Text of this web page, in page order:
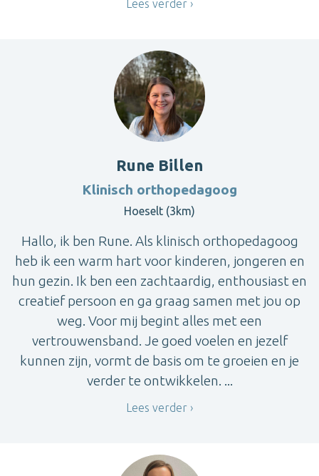
Lees verder
Rune Billen
Klinisch orthopedagoog
Hoeselt (3km)
Hallo, ik ben Rune. Als klinisch orthopedagoog
heb ik een warm hart voor kinderen, jongeren en
hun gezin. Ik ben een zachtaardig, enthousiast en
creatief persoon en ga graag samen met jou op
weg. Voor mij begint alles met een
vertrouwensband. Je goed voelen en jezelf
kunnen zijn, vormt de basis om te groeien en je
verder te ontwikkelen. ...
Lees verder